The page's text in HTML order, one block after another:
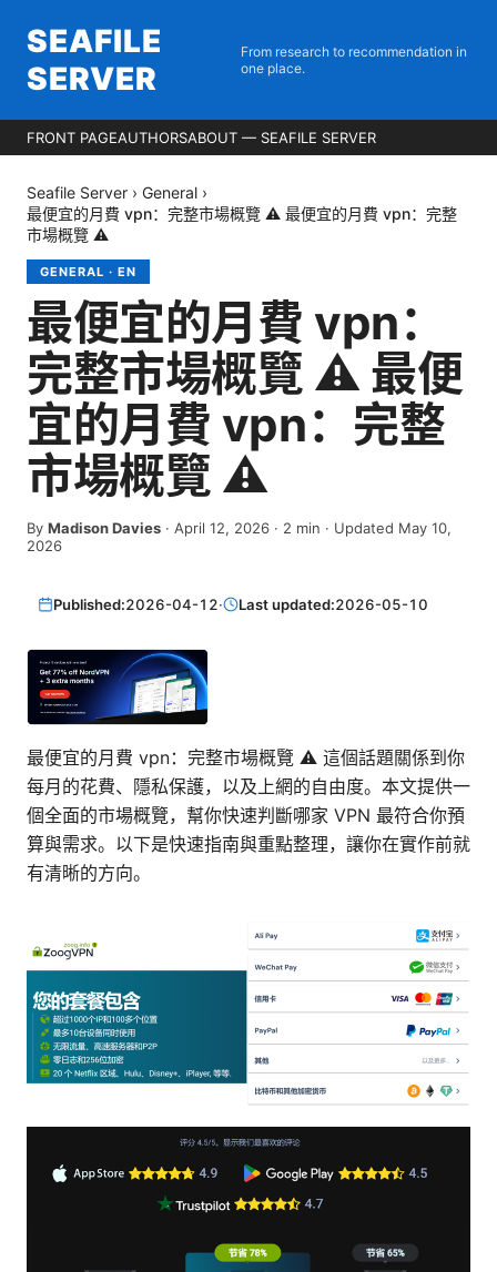
SEAFILE
SERVER
From research to recommendation in
one place.
FRONT PAGEAUTHORSABOUT — SEAFILE SERVER
Seafile Server › General ›
最便宜的月費 vpn：完整市場概覽 ⚠️ 最便宜的月費 vpn：完整
市場概覽 ⚠️
GENERAL · EN
最便宜的月費 vpn：
完整市場概覽 ⚠️ 最便
宜的月費 vpn：完整
市場概覽 ⚠️
By Madison Davies · April 12, 2026 · 2 min · Updated May 10,
2026
Published:2026-04-12· Last updated:2026-05-10
最便宜的月費 vpn：完整市場概覽 ⚠️ 這個話題關係到你
每月的花費、隱私保護，以及上網的自由度。本文提供一
個全面的市場概覽，幫你快速判斷哪家 VPN 最符合你預
算與需求。以下是快速指南與重點整理，讓你在實作前就
有清晰的方向。